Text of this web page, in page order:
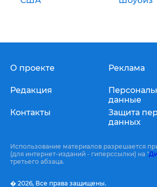
О проекте
Редакция
Контакты
Реклама
данные
Защита
данных
Использование материалов разрешается
(для интернет-изданий - гиперссылки) на "
третьего абзаца.
� 2026, Все права защищены.